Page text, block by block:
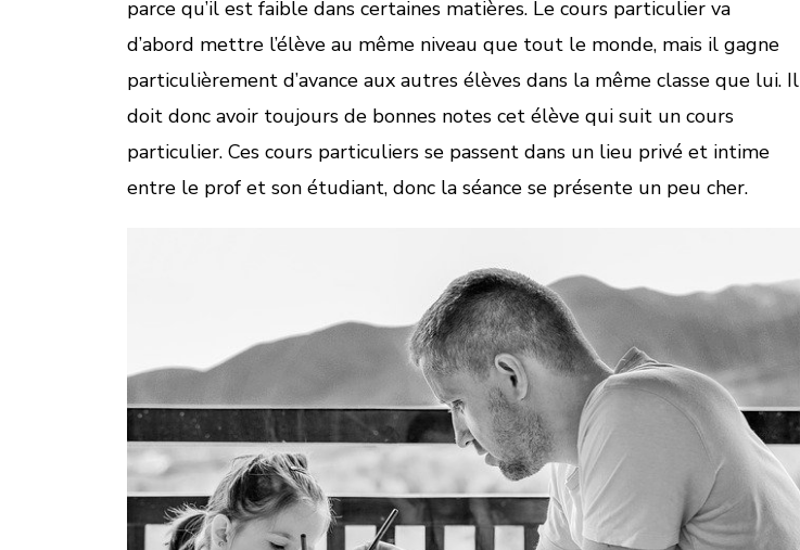
parce qu’il est faible dans certaines matières. Le cours particulier va
d’abord mettre l’élève au même niveau que tout le monde, mais il gagne
particulièrement d’avance aux autres élèves dans la même classe que lui. Il
doit donc avoir toujours de bonnes notes cet élève qui suit un cours
particulier. Ces cours particuliers se passent dans un lieu privé et intime
entre le prof et son étudiant, donc la séance se présente un peu cher.